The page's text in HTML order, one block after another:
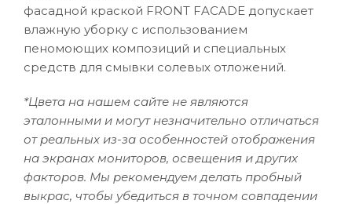
фасадной краской FRONT FACADE допускает
влажную уборку с использованием
пеномоющих композиций и специальных
средств для смывки солевых отложений.
*Цвета на нашем сайте не являются
эталонными и могут незначительно отличаться
от реальных из-за особенностей отображения
на экранах мониторов, освещения и других
факторов. Мы рекомендуем делать пробный
выкрас, чтобы убедиться в точном совпадении